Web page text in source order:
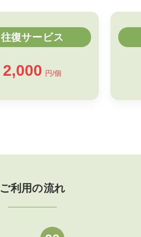
往復サービス
2,000 円/個
ご利用の流れ